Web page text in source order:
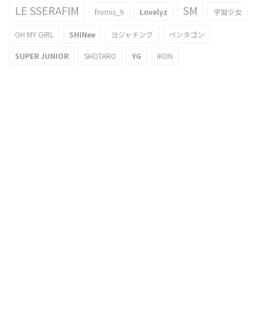
LE SSERAFIM fromis_9 Lovelyz SM 宇宙少女
OH MY GIRL SHINee ヨジャチング ペンタゴン
SUPER JUNIOR SHOTARO YG iKON